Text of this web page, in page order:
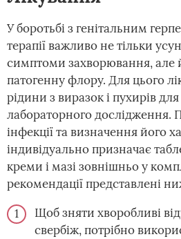
У боротьбі з генітальним
терапії важливо не тільки
симптоми захворювання, але
патогенну флору. Для цього
рідини з виразок і пухирів
лабораторного дослідження.
інфекції та визначення його
індивідуально призначає
креми і мазі зовнішньо у
рекомендації представлені
Щоб зняти хворобливі
свербіж, потрібно